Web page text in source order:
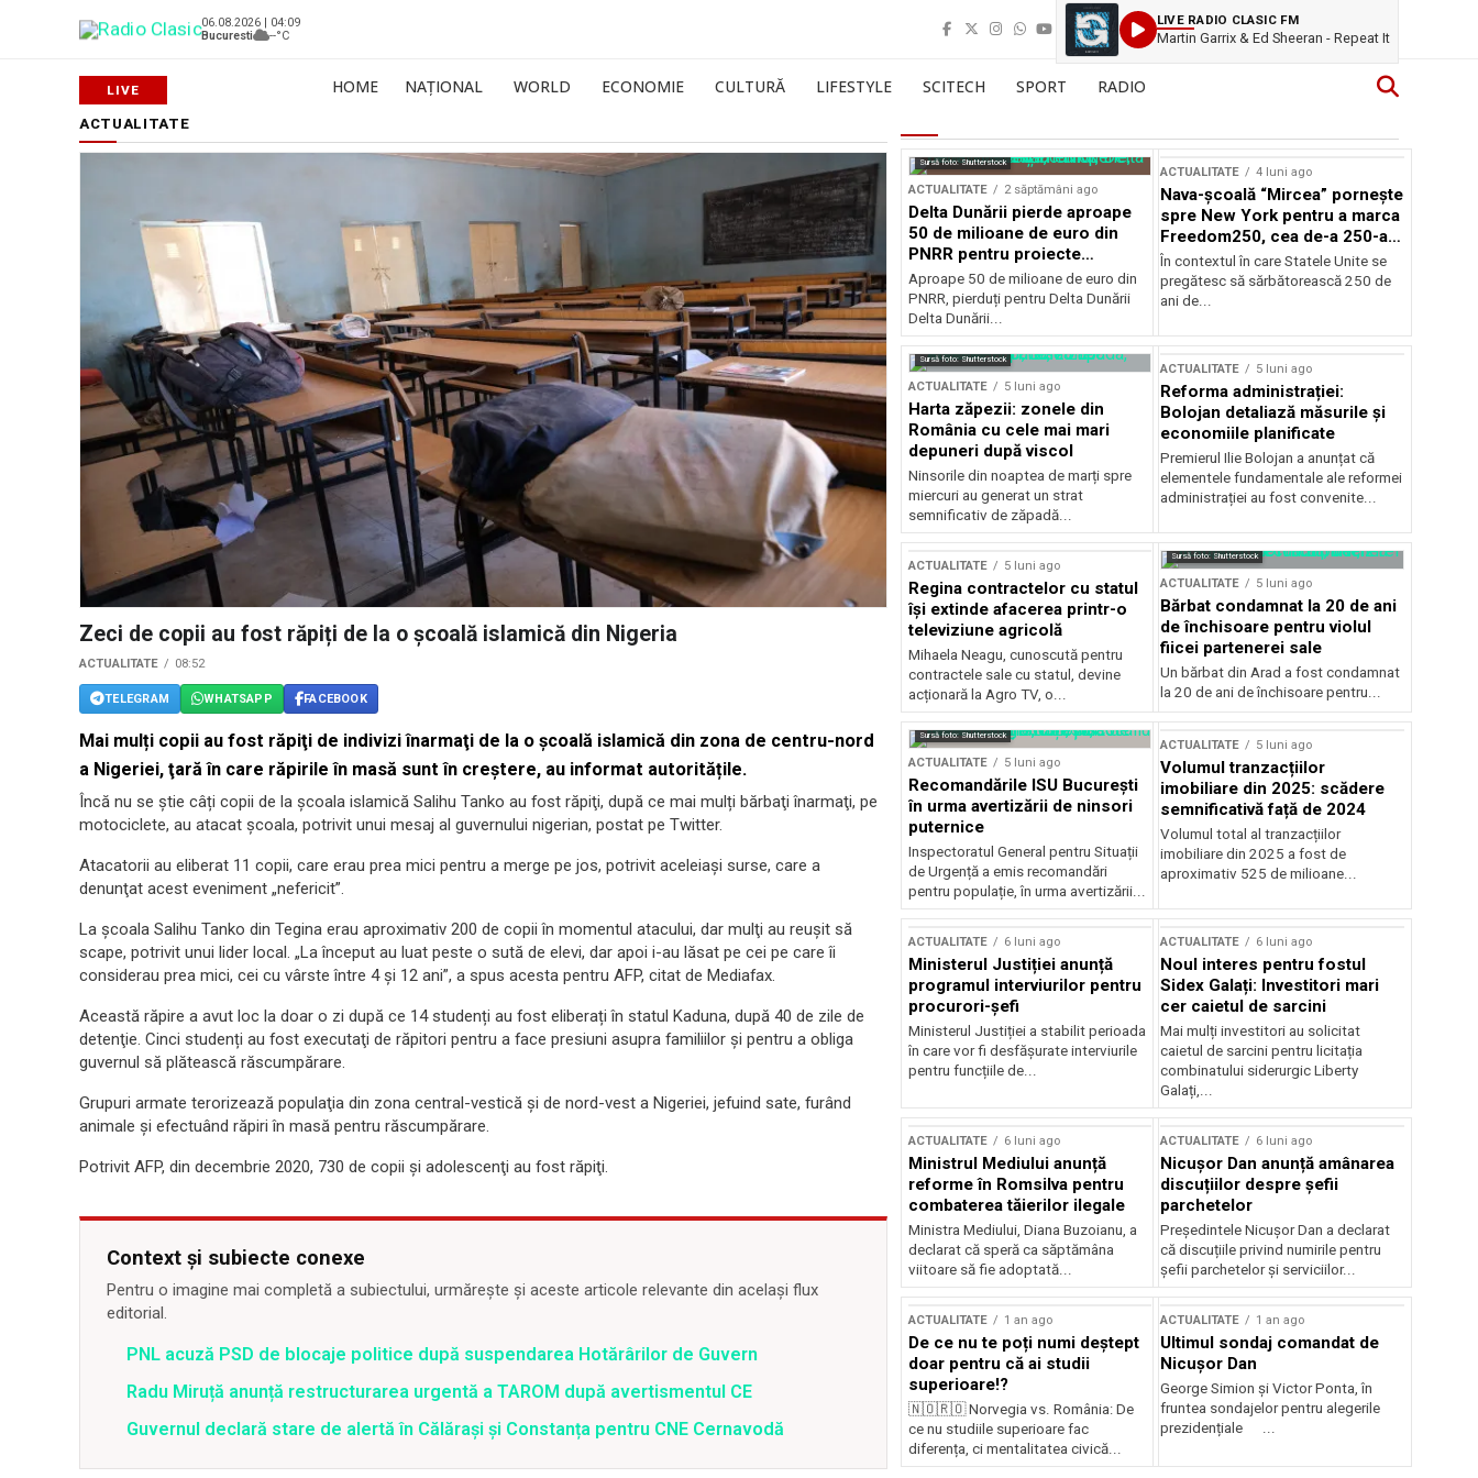
06.08.2026 | 04:09
Bucuresti
--°C
LIVE RADIO CLASIC FM
Martin Garrix & Ed Sheeran - Repeat It
HOME NAȚIONAL WORLD ECONOMIE CULTURĂ LIFESTYLE SCITECH SPORT RADIO
ACTUALITATE
Zeci de copii au fost răpiți de la o școală islamică din Nigeria
ACTUALITATE 08:52
TELEGRAM WHATSAPP FACEBOOK
Mai mulți copii au fost răpiţi de indivizi înarmaţi de la o şcoală islamică din zona de centru-nord
a Nigeriei, ţară în care răpirile în masă sunt în creştere, au informat autoritățile.
Încă nu se știe câți copii de la şcoala islamică Salihu Tanko au fost răpiţi, după ce mai mulți bărbaţi înarmaţi, pe
motociclete, au atacat şcoala, potrivit unui mesaj al guvernului nigerian, postat pe Twitter.
Atacatorii au eliberat 11 copii, care erau prea mici pentru a merge pe jos, potrivit aceleiași surse, care a
denunţat acest eveniment „nefericit”.
La școala Salihu Tanko din Tegina erau aproximativ 200 de copii în momentul atacului, dar mulţi au reuşit să
scape, potrivit unui lider local. „La început au luat peste o sută de elevi, dar apoi i-au lăsat pe cei pe care îi
considerau prea mici, cei cu vârste între 4 şi 12 ani”, a spus acesta pentru AFP, citat de Mediafax.
Această răpire a avut loc la doar o zi după ce 14 studenți au fost eliberați în statul Kaduna, după 40 de zile de
detenţie. Cinci studenți au fost executaţi de răpitori pentru a face presiuni asupra familiilor şi pentru a obliga
guvernul să plătească răscumpărare.
Grupuri armate terorizează populaţia din zona central-vestică şi de nord-vest a Nigeriei, jefuind sate, furând
animale şi efectuând răpiri în masă pentru răscumpărare.
Potrivit AFP, din decembrie 2020, 730 de copii şi adolescenţi au fost răpiţi.
Context și subiecte conexe
Pentru o imagine mai completă a subiectului, urmărește și aceste articole relevante din același flux
editorial.
PNL acuză PSD de blocaje politice după suspendarea Hotărârilor de Guvern
Radu Miruță anunță restructurarea urgentă a TAROM după avertismentul CE
Guvernul declară stare de alertă în Călărași și Constanța pentru CNE Cernavodă
Sursă foto: Shutterstock
ACTUALITATE 2 săptămâni ago
Delta Dunării pierde aproape
50 de milioane de euro din
PNRR pentru proiecte
esențiale
Aproape 50 de milioane de euro din
PNRR, pierduți pentru Delta Dunării
Delta Dunării...
ACTUALITATE 4 luni ago
Nava-școală “Mircea” pornește
spre New York pentru a marca
Freedom250, cea de-a 250-a
aniversare a Statelor Unite
În contextul în care Statele Unite se
pregătesc să sărbătorească 250 de
ani de...
Sursă foto: Shutterstock
ACTUALITATE 5 luni ago
Harta zăpezii: zonele din
România cu cele mai mari
depuneri după viscol
Ninsorile din noaptea de marți spre
miercuri au generat un strat
semnificativ de zăpadă...
ACTUALITATE 5 luni ago
Reforma administrației:
Bolojan detaliază măsurile și
economiile planificate
Premierul Ilie Bolojan a anunțat că
elementele fundamentale ale reformei
administrației au fost convenite...
ACTUALITATE 5 luni ago
Regina contractelor cu statul
își extinde afacerea printr-o
televiziune agricolă
Mihaela Neagu, cunoscută pentru
contractele sale cu statul, devine
acționară la Agro TV, o...
Sursă foto: Shutterstock
ACTUALITATE 5 luni ago
Bărbat condamnat la 20 de ani
de închisoare pentru violul
fiicei partenerei sale
Un bărbat din Arad a fost condamnat
la 20 de ani de închisoare pentru...
Sursă foto: Shutterstock
ACTUALITATE 5 luni ago
Recomandările ISU București
în urma avertizării de ninsori
puternice
Inspectoratul General pentru Situații
de Urgență a emis recomandări
pentru populație, în urma avertizării...
ACTUALITATE 5 luni ago
Volumul tranzacțiilor
imobiliare din 2025: scădere
semnificativă față de 2024
Volumul total al tranzacțiilor
imobiliare din 2025 a fost de
aproximativ 525 de milioane...
ACTUALITATE 6 luni ago
Ministerul Justiției anunță
programul interviurilor pentru
procurori-șefi
Ministerul Justiției a stabilit perioada
în care vor fi desfășurate interviurile
pentru funcțiile de...
ACTUALITATE 6 luni ago
Noul interes pentru fostul
Sidex Galați: Investitori mari
cer caietul de sarcini
Mai mulți investitori au solicitat
caietul de sarcini pentru licitația
combinatului siderurgic Liberty
Galați,...
ACTUALITATE 6 luni ago
Ministrul Mediului anunță
reforme în Romsilva pentru
combaterea tăierilor ilegale
Ministra Mediului, Diana Buzoianu, a
declarat că speră ca săptămâna
viitoare să fie adoptată...
ACTUALITATE 6 luni ago
Nicușor Dan anunță amânarea
discuțiilor despre șefii
parchetelor
Președintele Nicușor Dan a declarat
că discuțiile privind numirile pentru
șefii parchetelor și serviciilor...
ACTUALITATE 1 an ago
De ce nu te poți numi deștept
doar pentru că ai studii
superioare!?
🇳🇴🇷🇴 Norvegia vs. România: De
ce nu studiile superioare fac
diferența, ci mentalitatea civică...
ACTUALITATE 1 an ago
Ultimul sondaj comandat de
Nicușor Dan
George Simion și Victor Ponta, în
fruntea sondajelor pentru alegerile
prezidențiale ...